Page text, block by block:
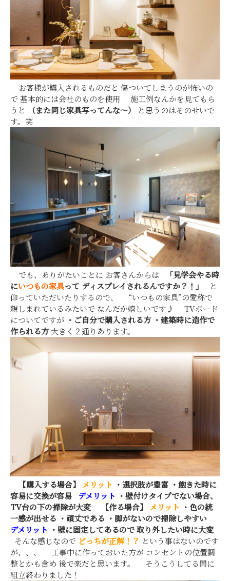
お客様が購入されるものだと 傷ついてしまうのが怖いの
で 基本的には会社のものを使用 施工例なんかを見てもら
うと
（また同じ家具写ってんな～）
と思うのはそのせいで
す。笑
でも、ありがたいことに お客さんからは
「見学会やる時
にいつもの家具って ディスプレイされるんですか？！」
と
仰っていただいたりするので、 “いつもの家具”の愛称で
親しまれているみたいで なんだか嬉しいです♪ TVボード
についてですが ・ご自分で購入される方 ・建築時に造作で
作られる方大きく２通りあります。
【購入する場合】 メリット ・選択肢が豊富 ・飽きた時に
容易に交換が容易
デメリット ・壁付けタイプでない場合、
TV台の下の掃除が大変
【作る場合】 メリット ・色の統
一感が出せる ・頑丈である ・脚がないので掃除しやすい
デメリット ・壁に固定してあるので取り外したい時に大変
そんな感じなので どっちが正解！？ という事はないのです
が、、、 工事中に作っておいた方が コンセントの位置調
整とかも含め 後で楽だと思います。 そうこうしてる間に
組立終わりました！